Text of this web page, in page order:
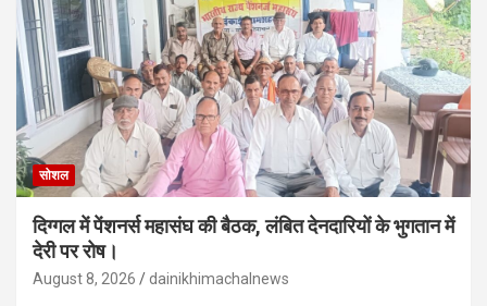
सोशल
दिग्गल में पेंशनर्स महासंघ की बैठक, लंबित देनदारियों के भुगतान में
देरी पर रोष।
August 8, 2026 dainikhimachalnews